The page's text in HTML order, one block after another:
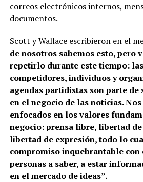
correos electrónicos internos,
documentos.
Scott y Wallace escribieron en el
de nosotros sabemos esto, pero
repetirlo durante este tiempo:
competidores, individuos y
agendas partidistas son parte de
en el negocio de las noticias.
enfocados en los valores
negocio: prensa libre, libertad
libertad de expresión, todo lo
compromiso inquebrantable con
personas a saber, a estar
en el mercado de ideas”.